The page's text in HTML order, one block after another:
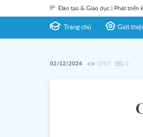
Đào tạo & Giáo dục | Phát triển
Trang chủ Giới
02/12/2024 1087 0